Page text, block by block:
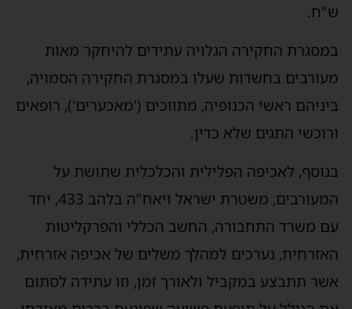
ש"ח.
במסגרת החקירה הגלויה עתידים להיחקר מאות
מעורבים בחשדות שעלו במסגרת החקירה הסמויה,
ביניהם ראשי הכנופיה, מתווכים ('מאכערים'), רופאים
ורוכשי התגים שלא כדין.
בנוסף, לאכיפה הפלילית והכלכלית שתושת על
המעורבים, משטרת ישראל ויאח"ה בלהב 433, יחד
עם משרד התחבורה, החשב הכללי והפרקליטות
האזרחית, נערכים למהלך משלים של אכיפה אזרחית,
אשר תתבצע במקביל ולאורך זמן, וזו עתידה לסתום